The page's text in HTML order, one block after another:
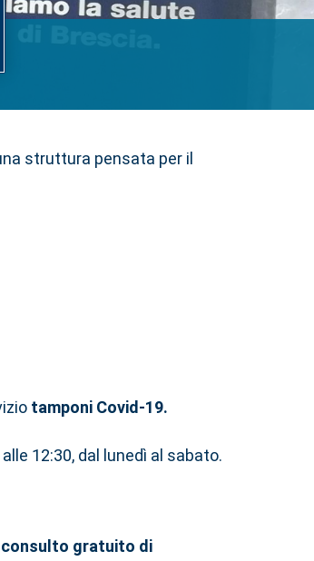
struttura pensata per il
tamponi Covid-19.
12:30, dal lunedì al sabato.
consulto gratuito di